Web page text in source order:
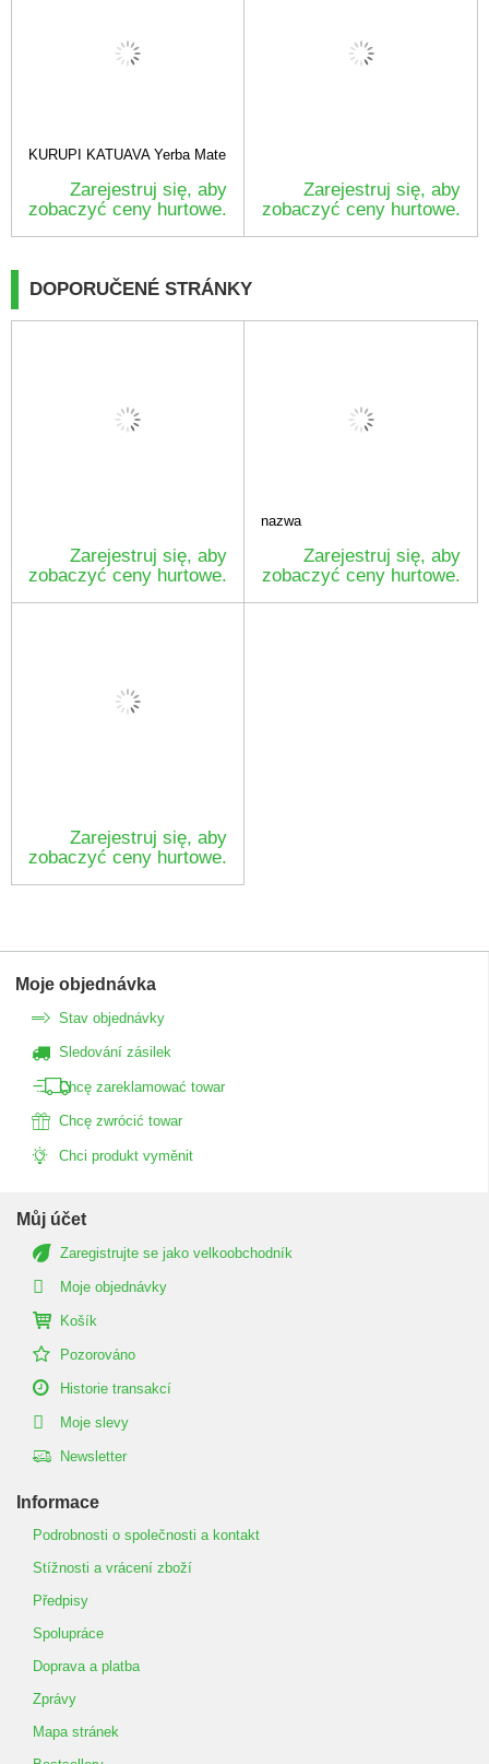
KURUPI KATUAVA Yerba Mate
Zarejestruj się, aby
zobaczyć ceny hurtowe.
Zarejestruj się, aby
zobaczyć ceny hurtowe.
DOPORUČENÉ STRÁNKY
Zarejestruj się, aby
zobaczyć ceny hurtowe.
nazwa
Zarejestruj się, aby
zobaczyć ceny hurtowe.
Zarejestruj się, aby
zobaczyć ceny hurtowe.
Moje objednávka
Stav objednávky
Sledování zásilek
Chcę zareklamować towar
Chcę zwrócić towar
Chci produkt vyměnit
Můj účet
Zaregistrujte se jako velkoobchodník
Moje objednávky
Košík
Pozorováno
Historie transakcí
Moje slevy
Newsletter
Informace
Podrobnosti o společnosti a kontakt
Stížnosti a vrácení zboží
Předpisy
Spolupráce
Doprava a platba
Zprávy
Mapa stránek